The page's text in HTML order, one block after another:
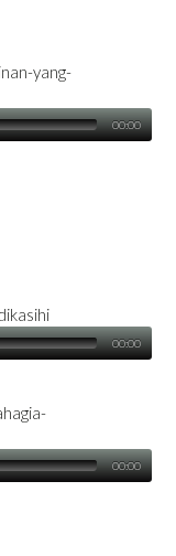
00:00
00:00
00:00